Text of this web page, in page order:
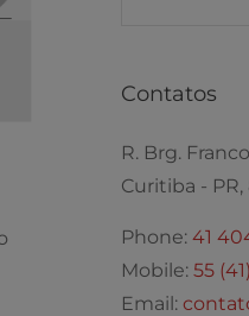
Contatos
R. Brg.
Curitiba -
Phone:41
Mobile:55
Email: